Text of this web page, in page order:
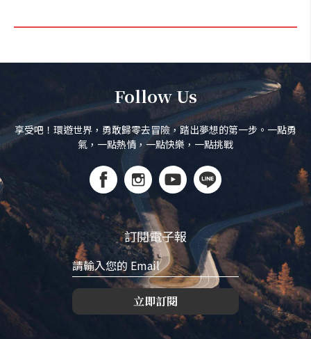
Follow Us
享受吧！環遊世界，勇敢歸零去冒險，踏出夢想的第一步。一點勇
氣，一點熱情，一點快樂，一點挑戰
訂閱電子報
立即訂閱